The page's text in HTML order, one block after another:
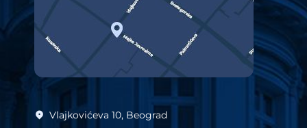
Vlajkovićeva 10, Beograd